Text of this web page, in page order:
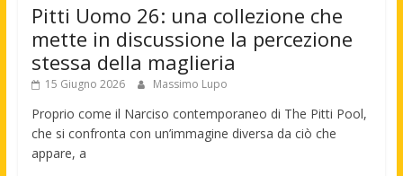
Pitti Uomo 26: una collezione che
mette in discussione la percezione
stessa della maglieria
15 Giugno 2026 Massimo Lupo
Proprio come il Narciso contemporaneo di The Pitti Pool,
che si confronta con un’immagine diversa da ciò che
appare, a